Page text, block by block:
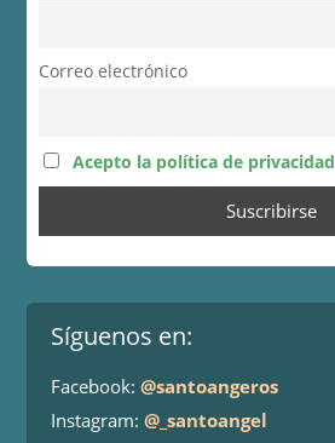
Correo electrónico
Acepto la política de privacidad
Síguenos en:
Facebook:@santoangeros
Instagram:@_santoangel